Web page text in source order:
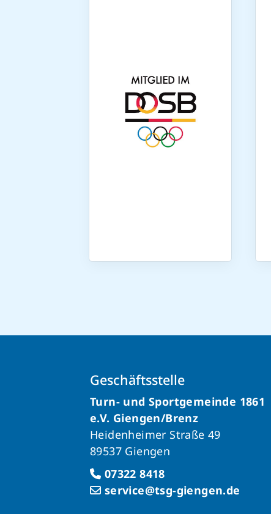
Geschäftsstelle
Turn- und Sportgemeinde 1861
e.V. Giengen/Brenz
Heidenheimer Straße 49
89537 Giengen
07322 8418
service@tsg-giengen.de